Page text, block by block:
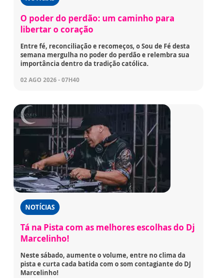
O poder do perdão: um caminho para
libertar o coração
Entre fé, reconciliação e recomeços, o Sou de Fé desta
semana mergulha no poder do perdão e relembra sua
importância dentro da tradição católica.
02 AGO 2026 - 07H40
NOTÍCIAS
Tá na Pista com as melhores escolhas do Dj
Marcelinho!
Neste sábado, aumente o volume, entre no clima da
pista e curta cada batida com o som contagiante do DJ
Marcelinho!